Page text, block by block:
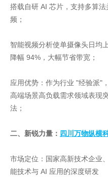
搭载自研 AI 芯片，支持多算
频；
智能视频分析使单摄像头日均
降幅 94%，大幅节省带宽；
应用优势：作为行业 "经验派"
高端场景高负载需求领域表现
法；
二、新锐力量： 四川万物纵横
市场定位：国家高新技术企业
能技术与 AI 应用的深度研发